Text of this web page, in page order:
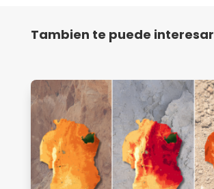
Tambien te puede interesar